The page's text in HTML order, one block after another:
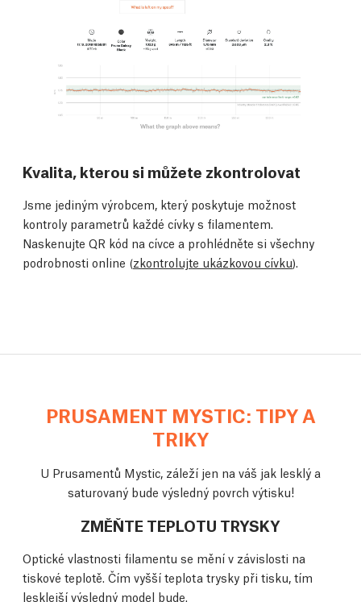
Kvalita, kterou si můžete zkontrolovat
Jsme jediným výrobcem, který poskytuje možnost
kontroly parametrů každé cívky s filamentem.
Naskenujte QR kód na cívce a prohlédněte si všechny
podrobnosti online (zkontrolujte ukázkovou cívku).
PRUSAMENT MYSTIC: TIPY A
TRIKY
U Prusamentů Mystic, záleží jen na váš jak lesklý a
saturovaný bude výsledný povrch výtisku!
ZMĚŇTE TEPLOTU TRYSKY
Optické vlastnosti filamentu se mění v závislosti na
tiskové teplotě. Čím vyšší teplota trysky při tisku, tím
lesklejší výsledný model bude.